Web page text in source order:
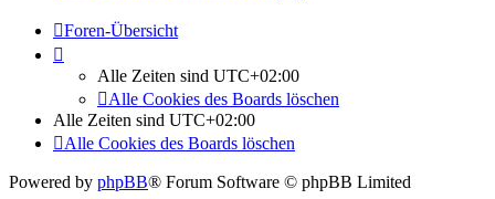
Foren-Übersicht
Alle Zeiten sind UTC+02:00
Alle Cookies des Boards löschen
Alle Zeiten sind UTC+02:00
Alle Cookies des Boards löschen
Powered by phpBB® Forum Software © phpBB Limited